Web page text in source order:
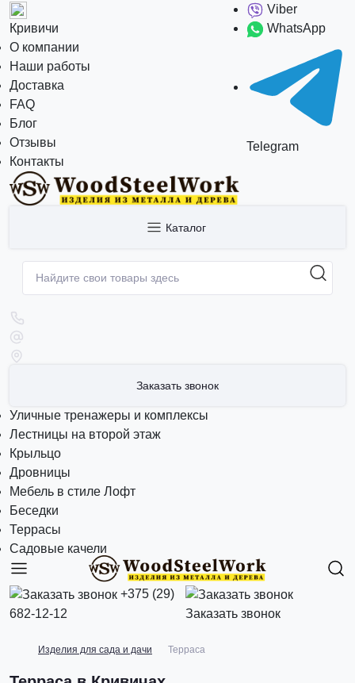
Кривичи
О компании
Наши работы
Доставка
FAQ
Блог
Отзывы
Контакты
Viber
WhatsApp
Telegram
Каталог
Заказать звонок
Уличные тренажеры и комплексы
Лестницы на второй этаж
Крыльцо
Дровницы
Мебель в стиле Лофт
Беседки
Террасы
Садовые качели
+375 (29)
682-12-12
Заказать звонок
Изделия для сада и дачи Терраса